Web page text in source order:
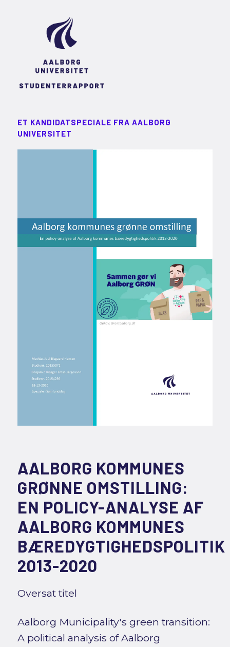
ET KANDIDATSPECIALE FRA AALBORG
UNIVERSITET
AALBORG KOMMUNES
GRØNNE OMSTILLING:
EN POLICY-ANALYSE AF
AALBORG KOMMUNES
BÆREDYGTIGHEDSPOLITIK
2013-2020
Oversat titel
Aalborg Municipality's green transition:
A political analysis of Aalborg